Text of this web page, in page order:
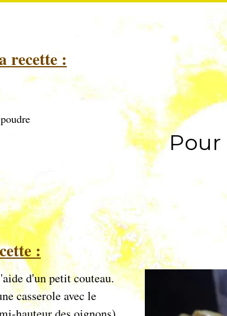
recette :
Pour
:
d'un petit couteau.
casserole avec le